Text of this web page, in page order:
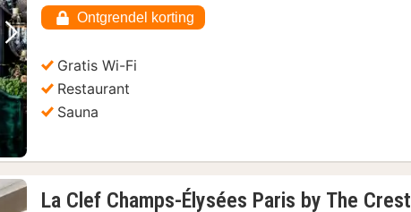
Volgende foto
€
292,09
Ontgrendel korting
Gratis Wi-Fi
Restaurant
Sauna
La Clef Champs-Élysées Paris by The Crest